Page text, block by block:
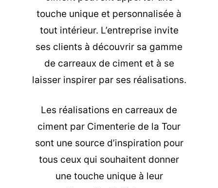
touche unique et personnalisée à
tout intérieur. L’entreprise invite
ses clients à découvrir sa gamme
de carreaux de ciment et à se
laisser inspirer par ses réalisations.
Les réalisations en carreaux de
ciment par Cimenterie de la Tour
sont une source d’inspiration pour
tous ceux qui souhaitent donner
une touche unique à leur